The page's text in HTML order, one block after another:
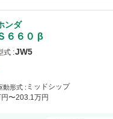
ンダ
６６０ β
式 :JW5
動形式 : ミッドシップ
〜203.1万円